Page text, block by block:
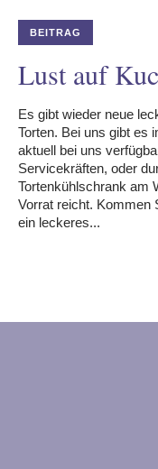
BEITRAG
Lust auf
Es gibt wieder neue
Torten. Bei uns gibt es
aktuell bei uns
Servicekräften, oder
Tortenkühlschrank am
Vorrat reicht. Kommen
ein leckeres...